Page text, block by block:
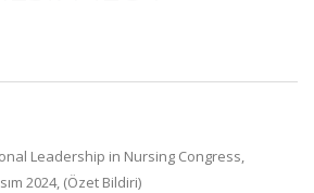
Leadership in Nursing Congress,
2024, (Özet Bildiri)